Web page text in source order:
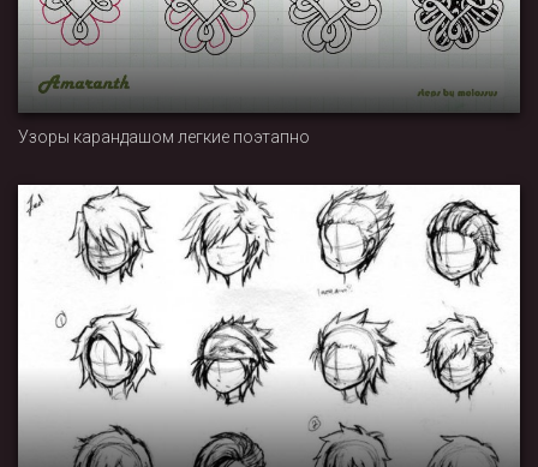
Узоры карандашом легкие поэтапно